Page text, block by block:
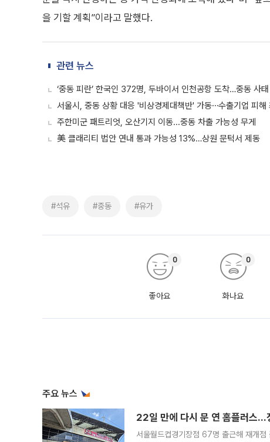
을 기할 계획”이라고 말했다.
관련 뉴스
‘중동 피란’ 한국인 372명, 두바이서 인천공항 도착…중동 사
서울시, 중동 상황 대응 '비상경제대책반' 가동⋯수출기업 피해
주한미군 패트리엇, 오산기지 이동...중동 차출 가능성 무게
美 클래리티 법안 연내 통과 가능성 13%…상원 문턱서 제동
#석유 #중동 #유가
좋아요
0
화나요
0
주요 뉴스
22일 만에 다시 문 연 홈플러스…
서울월드컵경기장점 67명 출근해 재개